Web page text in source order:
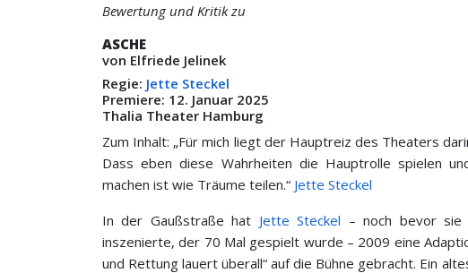
Bewertung und Kritik zu
ASCHE
von Elfriede Jelinek
Regie: Jette Steckel
Premiere: 12. Januar 2025
Thalia Theater Hamburg
Zum Inhalt: „Für mich liegt der Hauptreiz des Theaters
Dass eben diese Wahrheiten die Hauptrolle spielen
machen ist wie Träume teilen.“ Jette Steckel
In der Gaußstraße hat Jette Steckel – noch bevor sie
inszenierte, der 70 Mal gespielt wurde – 2009 eine
und Rettung lauert überall“ auf die Bühne gebracht. Ein